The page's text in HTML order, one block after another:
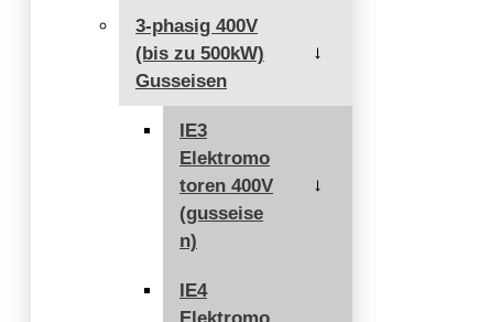
3-phasig 400V
(bis zu 500kW)
Gusseisen
→
IE3
Elektromo
toren 400V
(gusseise
n)
→
IE4